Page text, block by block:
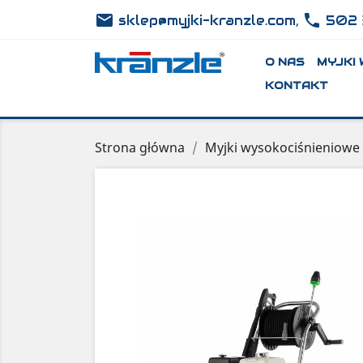
email sklep@myjki-kranzle.com, phone 502
O NAS
MYJKI
KONTAKT
Strona główna Myjki wysokociśnieniowe